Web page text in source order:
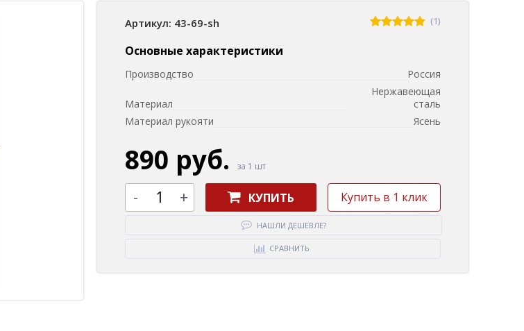
Артикул: 43-69-sh (1)
Основные характеристики
Производство Россия
Материал
Нержавеющая
сталь
Материал рукояти
Ясень
890 руб. за 1 шт
- + КУПИТЬ Купить в 1 клик
НАШЛИ ДЕШЕВЛЕ?
СРАВНИТЬ